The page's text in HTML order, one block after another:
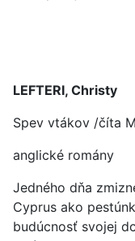
LEFTERI, Christy
Spev vtákov /číta
anglické romány
Jedného dňa
Cyprus ako
budúcnosť svojej